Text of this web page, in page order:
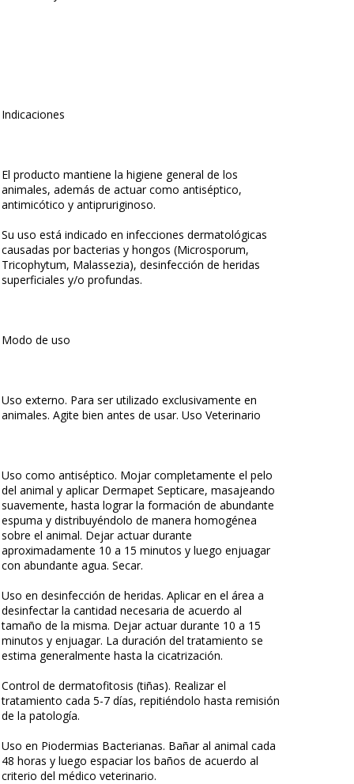
Indicaciones
El producto mantiene la higiene general de los
animales, además de actuar como antiséptico,
antimicótico y antipruriginoso.
Su uso está indicado en infecciones dermatológicas
causadas por bacterias y hongos (Microsporum,
Tricophytum, Malassezia), desinfección de heridas
superficiales y/o profundas.
Modo de uso
Uso externo. Para ser utilizado exclusivamente en
animales. Agite bien antes de usar. Uso Veterinario
Uso como antiséptico. Mojar completamente el pelo
del animal y aplicar Dermapet Septicare, masajeando
suavemente, hasta lograr la formación de abundante
espuma y distribuyéndolo de manera homogénea
sobre el animal. Dejar actuar durante
aproximadamente 10 a 15 minutos y luego enjuagar
con abundante agua. Secar.
Uso en desinfección de heridas. Aplicar en el área a
desinfectar la cantidad necesaria de acuerdo al
tamaño de la misma. Dejar actuar durante 10 a 15
minutos y enjuagar. La duración del tratamiento se
estima generalmente hasta la cicatrización.
Control de dermatofitosis (tiñas). Realizar el
tratamiento cada 5-7 días, repitiéndolo hasta remisión
de la patología.
Uso en Piodermias Bacterianas. Bañar al animal cada
48 horas y luego espaciar los baños de acuerdo al
criterio del médico veterinario.